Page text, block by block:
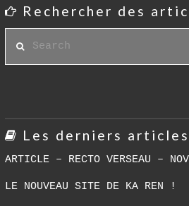
Rechercher des
Les derniers articles
ARTICLE – RECTO VERSEAU –
LE NOUVEAU SITE DE KA REN !